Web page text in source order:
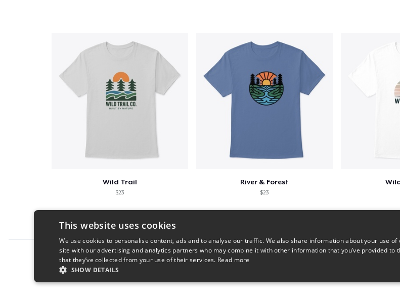
Wild Trail
$23
River & Forest
$23
Report this product
This website uses cookies
We use cookies to personalise content, ads and to analyse our traffic. We also share information about your use of
site with our advertising and analytics partners who may combine it with other information that you’ve provided to
that they’ve collected from your use of their services. Read more
SHOW DETAILS